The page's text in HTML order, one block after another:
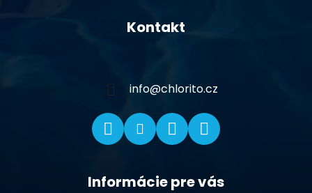
Kontakt
info@chlorito.cz
Informácie pre vás